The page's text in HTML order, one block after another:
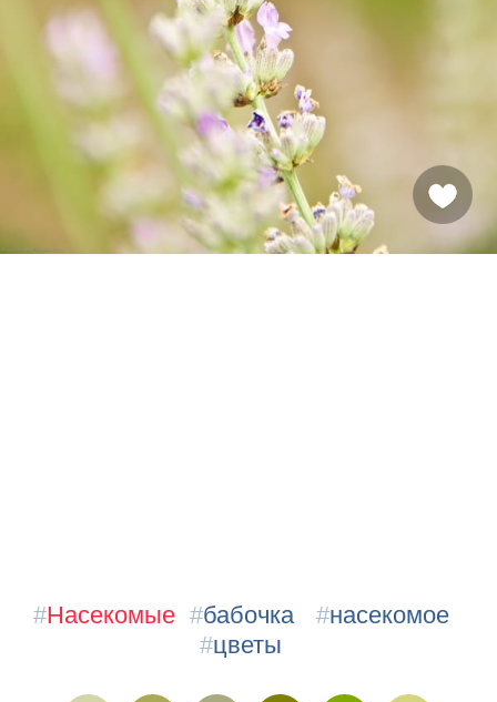
#Насекомые #бабочка #насекомое
#цветы